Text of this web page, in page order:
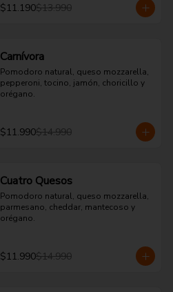
$11.190$13.990
Carnívora
Pomodoro natural, queso mozzarella,
pepperoni, tocino, jamón, choricillo y
orégano.
$11.990$14.990
Cuatro Quesos
Pomodoro natural, queso mozzarella,
parmesano, cheddar, mantecoso y
orégano.
$11.990$14.990